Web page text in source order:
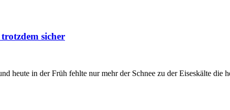
sicher
heute in der Früh fehlte nur mehr der Schnee zu der Eiseskälte die